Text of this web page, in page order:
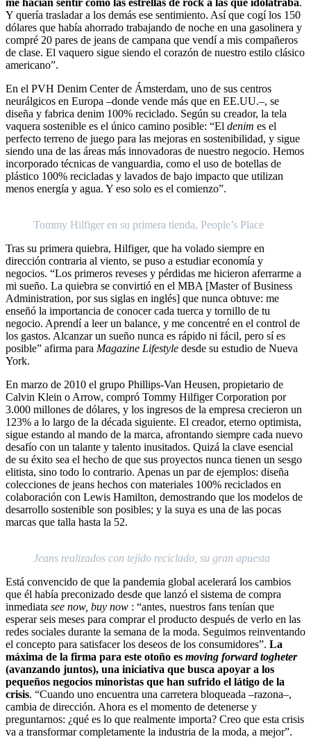
me hacían sentir como las estrellas de rock a las que idolatraba.
Y quería trasladar a los demás ese sentimiento. Así que cogí los 150
dólares que había ahorrado trabajando de noche en una gasolinera y
compré 20 pares de jeans de campana que vendí a mis compañeros
de clase. El vaquero sigue siendo el corazón de nuestro estilo clásico
americano”.
En el PVH Denim Center de Ámsterdam, uno de sus centros
neurálgicos en Europa –donde vende más que en EE.UU.–, se
diseña y fabrica denim 100% reciclado. Según su creador, la tela
vaquera sostenible es el único camino posible: “El denim es el
perfecto terreno de juego para las mejoras en sostenibilidad, y sigue
siendo una de las áreas más innovadoras de nuestro negocio. Hemos
incorporado técnicas de vanguardia, como el uso de botellas de
plástico 100% recicladas y lavados de bajo impacto que utilizan
menos energía y agua. Y eso solo es el comienzo”.
Tommy Hilfiger en su primera tienda, People’s Place
Tras su primera quiebra, Hilfiger, que ha volado siempre en
dirección contraria al viento, se puso a estudiar economía y
negocios. “Los primeros reveses y pérdidas me hicieron aferrarme a
mi sueño. La quiebra se convirtió en el MBA [Master of Business
Administration, por sus siglas en inglés] que nunca obtuve: me
enseñó la importancia de conocer cada tuerca y tornillo de tu
negocio. Aprendí a leer un balance, y me concentré en el control de
los gastos. Alcanzar un sueño nunca es rápido ni fácil, pero sí es
posible” afirma para Magazine Lifestyle desde su estudio de Nueva
York.
En marzo de 2010 el grupo Phillips-Van Heusen, propietario de
Calvin Klein o Arrow, compró Tommy Hilfiger Corporation por
3.000 millones de dólares, y los ingresos de la empresa crecieron un
123% a lo largo de la década siguiente. El creador, eterno optimista,
sigue estando al mando de la marca, afrontando siempre cada nuevo
desafío con un talante y talento inusitados. Quizá la clave esencial
de su éxito sea el hecho de que sus proyectos nunca tienen un sesgo
elitista, sino todo lo contrario. Apenas un par de ejemplos: diseña
colecciones de jeans hechos con materiales 100% reciclados en
colaboración con Lewis Hamilton, demostrando que los modelos de
desarrollo sostenible son posibles; y la suya es una de las pocas
marcas que talla hasta la 52.
Jeans realizados con tejido reciclado, su gran apuesta
Está convencido de que la pandemia global acelerará los cambios
que él había preconizado desde que lanzó el sistema de compra
inmediata see now, buy now : “antes, nuestros fans tenían que
esperar seis meses para comprar el producto después de verlo en las
redes sociales durante la semana de la moda. Seguimos reinventando
el concepto para satisfacer los deseos de los consumidores”. La
máxima de la firma para este otoño es moving forward togheter
(avanzando juntos), una iniciativa que busca apoyar a los
pequeños negocios minoristas que han sufrido el látigo de la
crisis. “Cuando uno encuentra una carretera bloqueada –razona–,
cambia de dirección. Ahora es el momento de detenerse y
preguntarnos: ¿qué es lo que realmente importa? Creo que esta crisis
va a transformar completamente la industria de la moda, a mejor”.